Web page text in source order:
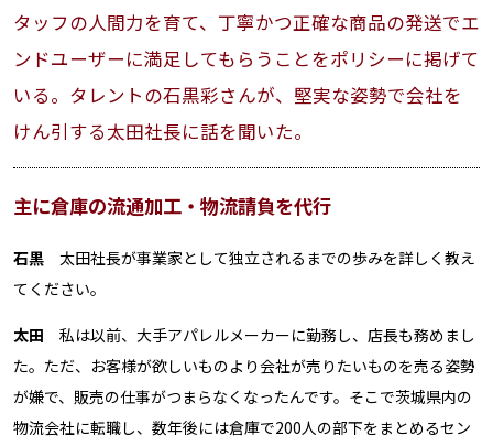
タッフの人間力を育て、丁寧かつ正確な商品の発送でエ
ンドユーザーに満足してもらうことをポリシーに掲げて
いる。タレントの石黒彩さんが、堅実な姿勢で会社を
けん引する太田社長に話を聞いた。
主に倉庫の流通加工・物流請負を代行
石黒 太田社長が事業家として独立されるまでの歩みを詳しく教え
てください。
太田 私は以前、大手アパレルメーカーに勤務し、店長も務めまし
た。ただ、お客様が欲しいものより会社が売りたいものを売る姿勢
が嫌で、販売の仕事がつまらなくなったんです。そこで茨城県内の
物流会社に転職し、数年後には倉庫で200人の部下をまとめるセン